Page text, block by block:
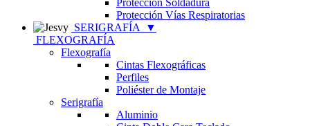
Protección Soldadura
Protección Vías Respiratorias
SERIGRAFÍA
▼
FLEXOGRAFÍA
Flexografía
Cintas Flexográficas
Perfiles
Poliéster de Montaje
Serigrafía
Aluminio